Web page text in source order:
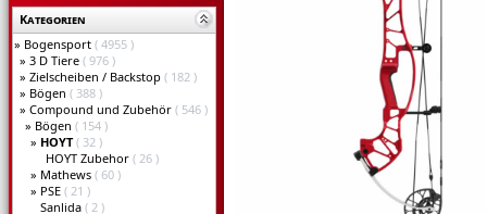
Kategorien
» Bogensport ( 4955 )
» 3 D Tiere ( 976 )
» Zielscheiben / Backstop ( 182 )
» Bögen ( 388 )
» Compound und Zubehör ( 546 )
» Bögen ( 154 )
» HOYT ( 32 )
HOYT Zubehor ( 26 )
» Mathews ( 60 )
» PSE ( 21 )
Sanlida ( 2 )